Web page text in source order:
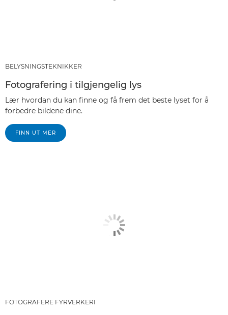
BELYSNINGSTEKNIKKER
Fotografering i tilgjengelig lys
Lær hvordan du kan finne og få frem det beste lyset for å
forbedre bildene dine.
FINN UT MER
FOTOGRAFERE FYRVERKERI